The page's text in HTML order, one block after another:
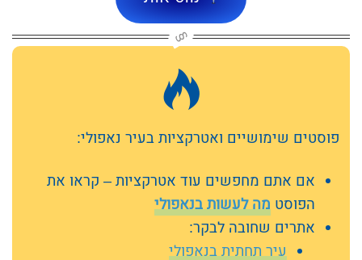
פוסטים שימושיים ואטרקציות בעיר נאפולי:
אם אתם מחפשים עוד אטרקציות – קראו את
הפוסט מה לעשות בנאפולי
אתרים שחובה לבקר:
עיר תחתית בנאפולי